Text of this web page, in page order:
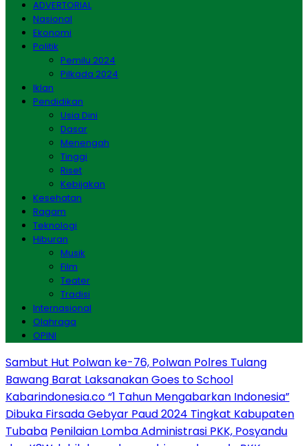
ADVERTORIAL
Nasional
Ekonomi
Politik
Pemilu 2024
Pilkada 2024
Iklan
Pendidikan
Usia Dini
Dasar
Menengah
Tinggi
Riset
Kebijakan
Kesehatan
Ragam
Teknologi
Hiburan
Musik
Film
Teater
Tradisi
Internasional
Olahraga
OPINI
Sambut Hut Polwan ke-76, Polwan Polres Tulang
Bawang Barat Laksanakan Goes to School
Kabarindonesia.co “1 Tahun Mengabarkan Indonesia”
Dibuka Firsada Gebyar Paud 2024 Tingkat Kabupaten
Tubaba Penilaian Lomba Administrasi PKK, Posyandu